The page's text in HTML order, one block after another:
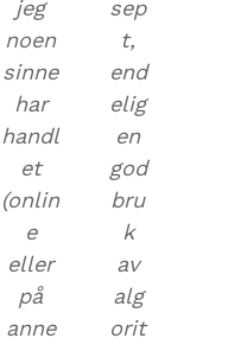
jeg
noen
sinne
har
handl
et
(onlin
e
eller
på
anne
sep
t,
end
elig
en
god
bru
k
av
alg
orit